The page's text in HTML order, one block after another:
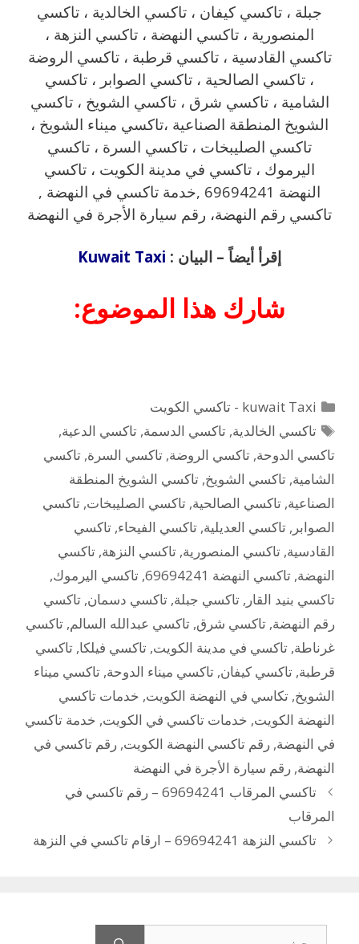
جبلة ، تاكسي كيفان ، تاكسي الخالدية ، تاكسي
المنصورية ، تاكسي النهضة ، تاكسي النزهة ،
تاكسي القادسية ، تاكسي قرطبة ، تاكسي الروضة
، تاكسي الصالحية ، تاكسي الصوابر ، تاكسي
الشامية ، تاكسي شرق ، تاكسي الشويخ ، تاكسي
الشويخ المنطقة الصناعية ،تاكسي ميناء الشويخ ،
تاكسي الصليبخات ، تاكسي السرة ، تاكسي
اليرموك ، تاكسي في مدينة الكويت ، تاكسي
النهضة 69694241 ,خدمة تاكسي في النهضة ,
تاكسي رقم النهضة، رقم سيارة الأجرة في النهضة
إقرأ أيضاً – البيان : Kuwait Taxi
شارك هذا الموضوع:
التصنيفات
kuwait Taxi - تاكسي الكويت
الوسوم
تاكسي الخالدية,تاكسي الدسمة,تاكسي الدعية,
تاكسي الدوحة, تاكسي الروضة, تاكسي السرة, تاكسي
الشامية, تاكسي الشويخ, تاكسي الشويخ المنطقة
الصناعية, تاكسي الصالحية, تاكسي الصليبخات, تاكسي
الصوابر , تاكسي العديلية, تاكسي الفيحاء, تاكسي
القادسية, تاكسي المنصورية, تاكسي النزهة, تاكسي
النهضة, تاكسي النهضة 69694241 , تاكسي اليرموك,
تاكسي بنيد القار , تاكسي جبلة, تاكسي دسمان, تاكسي
رقم النهضة, تاكسي شرق, تاكسي عبدالله السالم, تاكسي
غرناطة, تاكسي في مدينة الكويت, تاكسي فيلكا, تاكسي
قرطبة, تاكسي كيفان, تاكسي ميناء الدوحة, تاكسي ميناء
الشويخ, تكاسي في النهضة الكويت, خدمات تاكسي
النهضة الكويت, خدمات تاكسي في الكويت, خدمة تاكسي
في النهضة, رقم تاكسي النهضة الكويت, رقم تاكسي في
النهضة, رقم سيارة الأجرة في النهضة
تاكسي المرقاب 69694241 – رقم تاكسي في
المرقاب
تاكسي النزهة 69694241 – ارقام تاكسي في النزهة